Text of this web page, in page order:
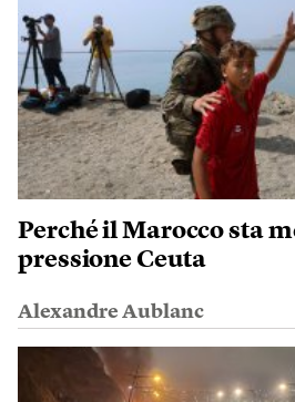
Perché il Marocco sta
pressione Ceuta
Alexandre Aublanc